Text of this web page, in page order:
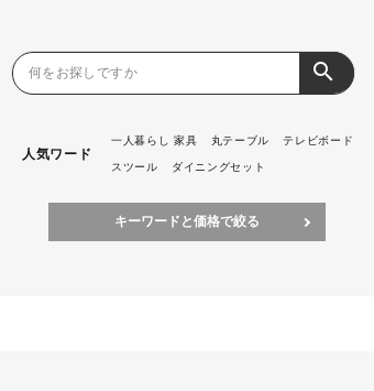
search
人気ワード
一人暮らし 家具 丸テーブル テレビボード
スツール ダイニングセット
キーワードと価格で絞る